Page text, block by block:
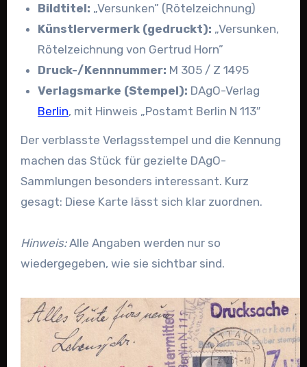
Bildtitel: „Versunken” (Rötelzeichnung)
Künstlervermerk (gedruckt): „Versunken,
Rötelzeichnung von Gertrud Horn”
Druck-/Kennnummer: M 305 / Z 1495
Verlagsmarke (Stempel): DAgO-Verlag
Berlin, mit Hinweis „Postamt Berlin N 113″
Der verblasste Verlagsstempel und die Kennung
machen das Stück für gezielte DAgO-
Sammlungen besonders interessant. Kurz
gesagt: Diese Karte lässt sich klar zuordnen.
Hinweis:Alle Angaben werden nur so
wiedergegeben, wie sie sichtbar sind.